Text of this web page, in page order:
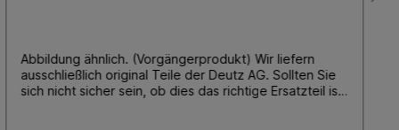
Abbildung ähnlich. (Vorgängerprodukt) Wir liefern
ausschließlich original Teile der Deutz AG. Sollten Sie
sich nicht sicher sein, ob dies das richtige Ersatzteil ist,